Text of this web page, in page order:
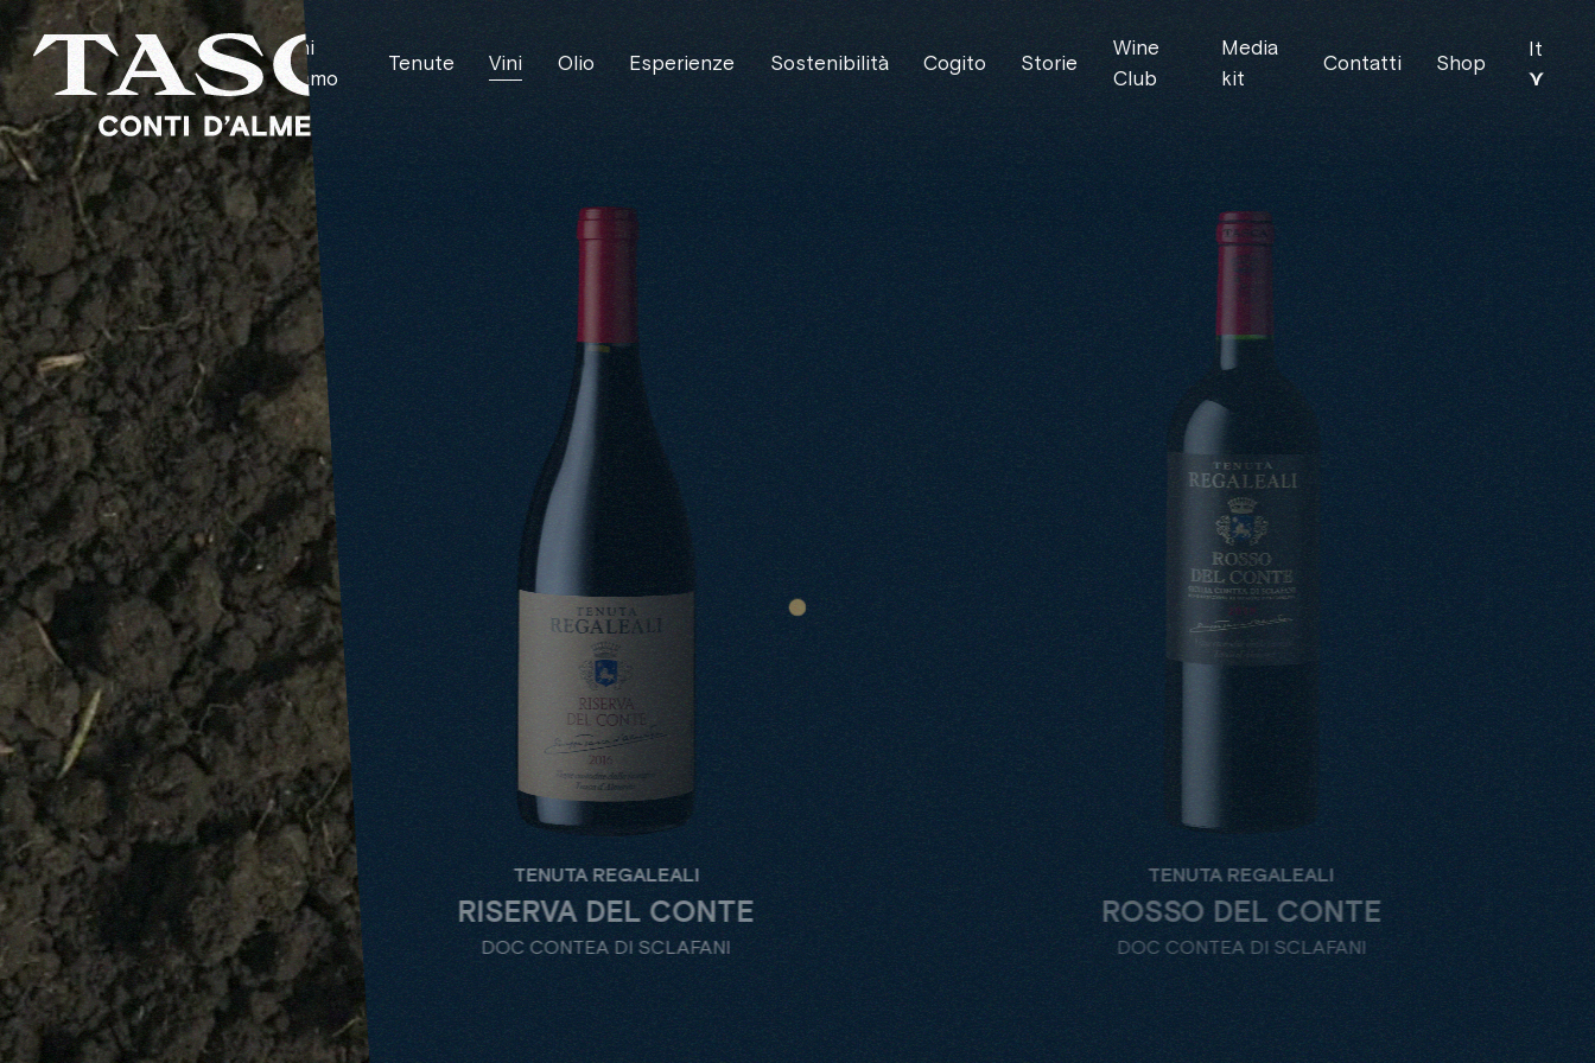
Chi
siamo
Tenute Vini Olio Esperienze Sostenibilità Cogito Storie
Wine
Club
Media
kit
Contatti Shop
It
⋎
TENUTA REGALEALI
RISERVA DEL CONTE
DOC CONTEA DI SCLAFANI
ROSSO DEL CONTE
DOC CONTEA DI SCLAFANI